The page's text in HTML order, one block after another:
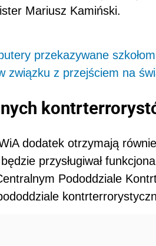
Mariusz Kamiński.
przekazywane szkołom
związku z przejściem na
dodatek otrzymają
przysługiwał
Pododdziale